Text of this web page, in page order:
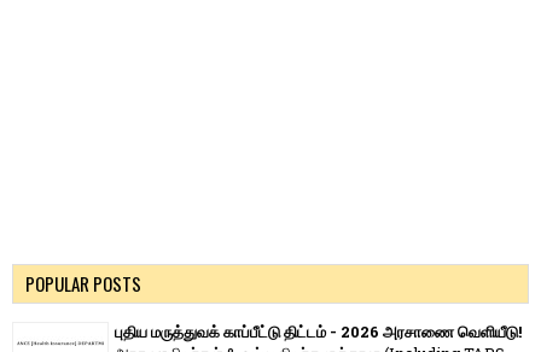
POPULAR POSTS
புதிய மருத்துவக் காப்பீட்டு திட்டம் - 2026 அரசாணை வெளியீடு!